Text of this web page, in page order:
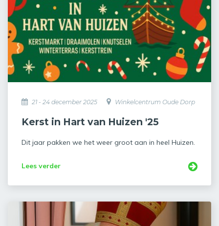
21 - 24 december 2025 Winkelcentrum Oude Dorp
Kerst in Hart van Huizen '25
Dit jaar pakken we het weer groot aan in heel Huizen.
Lees verder